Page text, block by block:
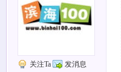
关注Ta
发消息